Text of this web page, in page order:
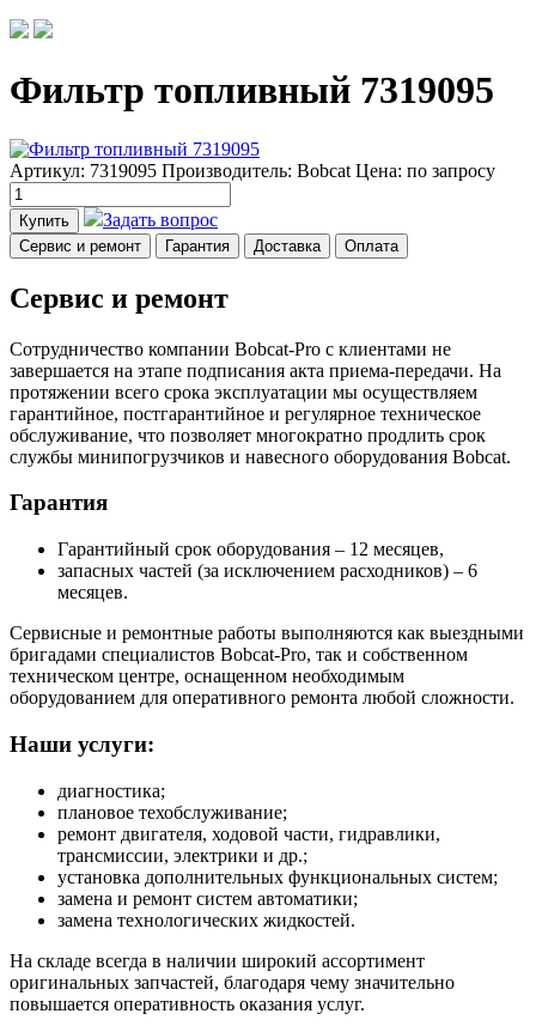
Фильтр топливный 7319095
Артикул: 7319095 Производитель: Bobcat Цена: по запросу
Купить Задать вопрос
Сервис и ремонт Гарантия Доставка Оплата
Сервис и ремонт
Сотрудничество компании Bobcat-Pro с клиентами не
завершается на этапе подписания акта приема-передачи. На
протяжении всего срока эксплуатации мы осуществляем
гарантийное, постгарантийное и регулярное техническое
обслуживание, что позволяет многократно продлить срок
службы минипогрузчиков и навесного оборудования Bobcat.
Гарантия
Гарантийный срок оборудования – 12 месяцев,
запасных частей (за исключением расходников) – 6
месяцев.
Сервисные и ремонтные работы выполняются как выездными
бригадами специалистов Bobcat-Pro, так и собственном
техническом центре, оснащенном необходимым
оборудованием для оперативного ремонта любой сложности.
Наши услуги:
диагностика;
плановое техобслуживание;
ремонт двигателя, ходовой части, гидравлики,
трансмиссии, электрики и др.;
установка дополнительных функциональных систем;
замена и ремонт систем автоматики;
замена технологических жидкостей.
На складе всегда в наличии широкий ассортимент
оригинальных запчастей, благодаря чему значительно
повышается оперативность оказания услуг.